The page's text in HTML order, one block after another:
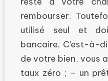
rembourser.
utilisé seul et
bancaire. C’est-à-
de votre bien, vous
taux zéro ; – un